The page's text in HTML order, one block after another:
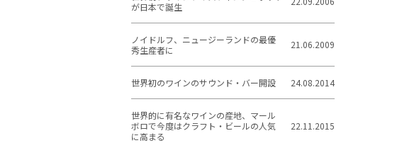
が日本で誕生
ノイドルフ、ニュージーランドの最優
秀生産者に
21.06.2009
世界初のワインのサウンド・バー開設 24.08.2014
世界的に有名なワインの産地、マール
ボロで今度はクラフト・ビールの人気
に高まる
22.11.2015